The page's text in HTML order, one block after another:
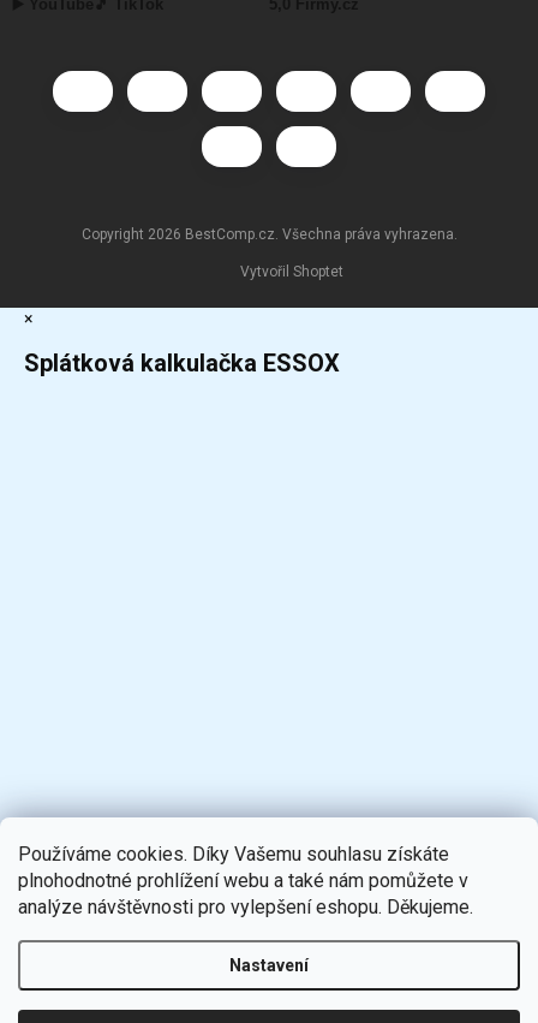
Používáme cookies. Díky Vašemu souhlasu získáte
plnohodnotné prohlížení webu a také nám pomůžete v
analýze návštěvnosti pro vylepšení eshopu. Děkujeme.
Nastavení
Vytvořil Shoptet
Copyright 2026 BestComp.cz. Všechna práva vyhrazena.
×
Splátková kalkulačka ESSOX